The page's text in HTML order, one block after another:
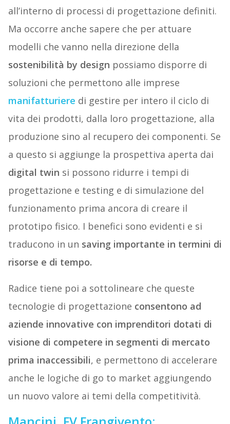
all’interno di processi di progettazione definiti.
Ma occorre anche sapere che per attuare
modelli che vanno nella direzione della
sostenibilità by design possiamo disporre di
soluzioni che permettono alle imprese
manifatturiere di gestire per intero il ciclo di
vita dei prodotti, dalla loro progettazione, alla
produzione sino al recupero dei componenti. Se
a questo si aggiunge la prospettiva aperta dai
digital twin si possono ridurre i tempi di
progettazione e testing e di simulazione del
funzionamento prima ancora di creare il
prototipo fisico. I benefici sono evidenti e si
traducono in un saving importante in termini di
risorse e di tempo.
Radice tiene poi a sottolineare che queste
tecnologie di progettazione consentono ad
aziende innovative con imprenditori dotati di
visione di competere in segmenti di mercato
prima inaccessibili, e permettono di accelerare
anche le logiche di go to market aggiungendo
un nuovo valore ai temi della competitività.